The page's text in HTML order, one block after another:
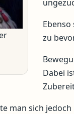
zu
Dabei
man sich